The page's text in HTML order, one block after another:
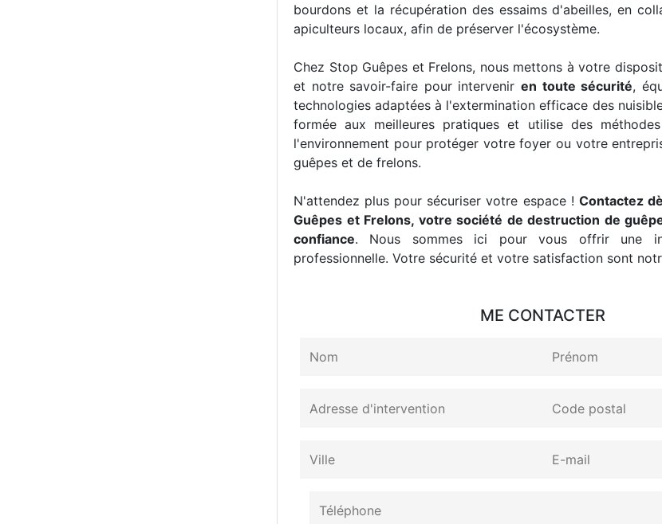
bourdons et la récupération des essaims d'abeilles, en
apiculteurs locaux, afin de préserver l'écosystème.
Chez Stop Guêpes et Frelons, nous mettons à votre
et notre savoir-faire pour intervenir en toute sécurité,
technologies adaptées à l'extermination efficace des
formée aux meilleures pratiques et utilise des
l'environnement pour protéger votre foyer ou votre
guêpes et de frelons.
N'attendez plus pour sécuriser votre espace ! Contactez
Guêpes et Frelons, votre société de destruction de
confiance. Nous sommes ici pour vous offrir une
professionnelle. Votre sécurité et votre satisfaction sont
ME CONTACTER